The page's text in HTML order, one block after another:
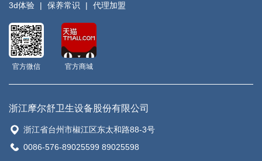
3d体验 | 保养常识 | 代理加盟
官方微信 官方商城
浙江摩尔舒卫生设备股份有限公司
浙江省台州市椒江区东太和路88-3号
0086-576-89025599 89025598